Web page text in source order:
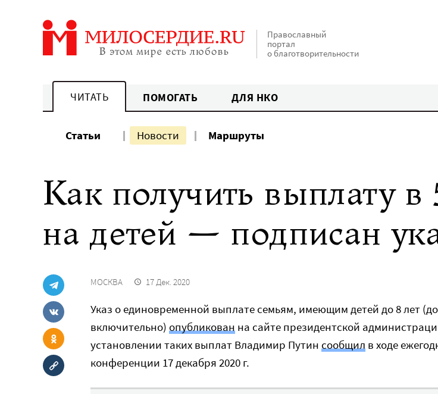
Православный
портал
о благотворительности
ЧИТАТЬ ПОМОГАТЬ ДЛЯ НКО
Статьи Новости Маршруты
Как получить выплату в
на детей — подписан
МОСКВА 17 Дек. 2020
Указ о единовременной выплате семьям, имеющим детей до 8 лет
включительно) опубликован на сайте президентской
установлении таких выплат Владимир Путин сообщил в ходе
конференции 17 декабря 2020 г.